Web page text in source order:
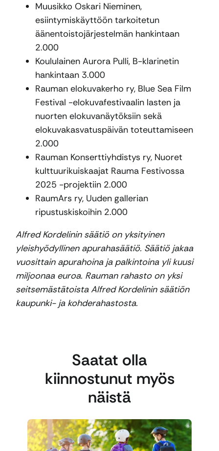
Muusikko Oskari Nieminen,
esiintymiskäyttöön tarkoitetun
äänentoistojärjestelmän hankintaan
2.000
Koululainen Aurora Pulli, B-klarinetin
hankintaan 3.000
Rauman elokuvakerho ry, Blue Sea Film
Festival -elokuvafestivaalin lasten ja
nuorten elokuvanäytöksiin sekä
elokuvakasvatuspäivän toteuttamiseen
2.000
Rauman Konserttiyhdistys ry, Nuoret
kulttuurikuiskaajat Rauma Festivossa
2025 -projektiin 2.000
RaumArs ry, Uuden gallerian
ripustuskiskoihin 2.000
Alfred Kordelinin säätiö on yksityinen
yleishyödyllinen apurahasäätiö. Säätiö jakaa
vuosittain apurahoina ja palkintoina yli kuusi
miljoonaa euroa. Rauman rahasto on yksi
seitsemästätoista Alfred Kordelinin säätiön
kaupunki- ja kohderahastosta.
Saatat olla
kiinnostunut myös
näistä